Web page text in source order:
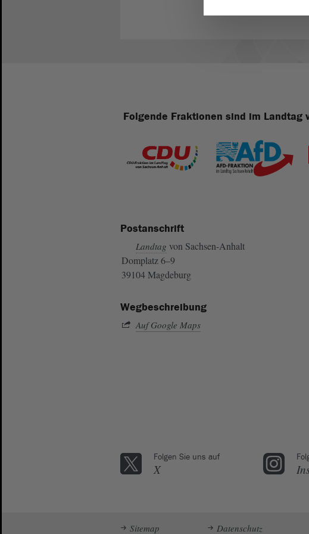
Folgende Fraktionen sind im Landtag
Postanschrift
Landtag von Sachsen-Anhalt
Domplatz 6–9
39104 Magdeburg
Wegbeschreibung
Auf Google Maps
Folgen Sie uns auf
X
Sitemap Datenschutz